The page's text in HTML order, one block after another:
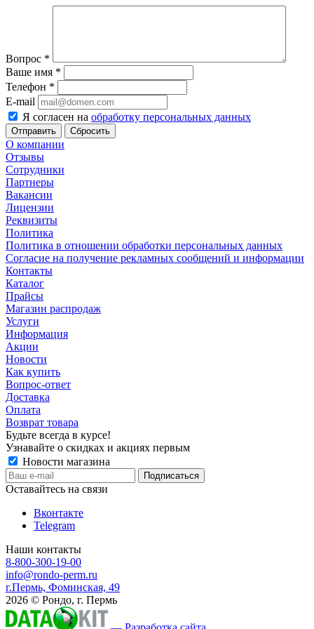
Вопрос *
Ваше имя *
Телефон *
E-mail
Я согласен на обработку персональных данных
Сбросить
О компании
Отзывы
Сотрудники
Партнеры
Вакансии
Лицензии
Реквизиты
Политика
Политика в отношении обработки персональных данных
Согласие на получение рекламных сообщений и информации
Контакты
Каталог
Прайсы
Магазин распродаж
Услуги
Информация
Акции
Новости
Как купить
Вопрос-ответ
Доставка
Оплата
Возврат товара
Будьте всегда в курсе!
Узнавайте о скидках и акциях первым
Новости магазина
Оставайтесь на связи
Вконтакте
Telegram
Наши контакты
8-800-300-19-00
info@rondo-perm.ru
г.Пермь, Фоминская, 49
2026 © Рондо, г. Пермь